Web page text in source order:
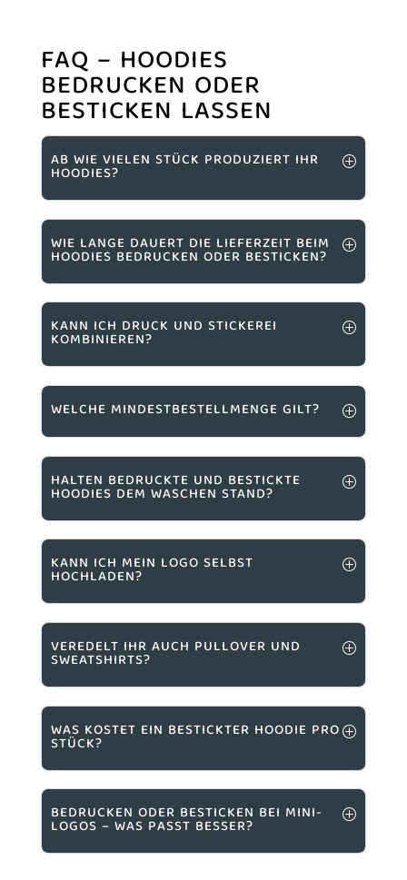
FAQ – HOODIES
BEDRUCKEN ODER
BESTICKEN LASSEN
AB WIE VIELEN STÜCK PRODUZIERT IHR
HOODIES?
WIE LANGE DAUERT DIE LIEFERZEIT BEIM
HOODIES BEDRUCKEN ODER BESTICKEN?
KANN ICH DRUCK UND STICKEREI
KOMBINIEREN?
WELCHE MINDESTBESTELLMENGE GILT?
HALTEN BEDRUCKTE UND BESTICKTE
HOODIES DEM WASCHEN STAND?
KANN ICH MEIN LOGO SELBST
HOCHLADEN?
VEREDELT IHR AUCH PULLOVER UND
SWEATSHIRTS?
WAS KOSTET EIN BESTICKTER HOODIE PRO
STÜCK?
BEDRUCKEN ODER BESTICKEN BEI MINI-
LOGOS – WAS PASST BESSER?